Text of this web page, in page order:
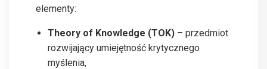
elementy:
Theory of Knowledge (TOK) – przedmiot
rozwijający umiejętność krytycznego
myślenia,